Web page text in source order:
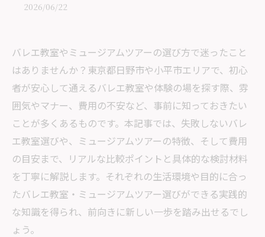
2026/06/22
バレエ教室やミュージアムツアーの選び方で迷ったこと
はありませんか？東京都日野市や小平市エリアで、初心
者が安心して通えるバレエ教室や体験の場を探す際、雰
囲気やマナー、費用の不安など、事前に知っておきたい
ことが多くあるものです。本記事では、失敗しないバレ
エ教室選びや、ミュージアムツアーの特徴、そして費用
の目安まで、リアルな比較ポイントと具体的な検討材料
を丁寧に解説します。それぞれの生活環境や目的に合っ
たバレエ教室・ミュージアムツアー選びができる実践的
な知識を得られ、前向きに新しい一歩を踏み出せるでし
ょう。